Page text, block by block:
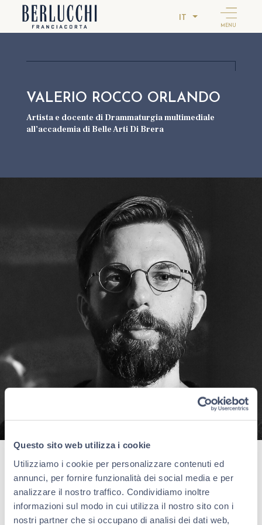
Questo sito web utilizza i cookie
Utilizziamo i cookie per personalizzare contenuti ed
annunci, per fornire funzionalità dei social media e per
analizzare il nostro traffico. Condividiamo inoltre
informazioni sul modo in cui utilizza il nostro sito con i
nostri partner che si occupano di analisi dei dati web,
IT
MENU
VALERIO ROCCO ORLANDO
Artista e docente di Drammaturgia multimediale
all’accademia di Belle Arti Di Brera
Valerio Rocco Orlando ​(Milano, 1978) è artista e docente
di Drammaturgia multimediale all’Accademia di Belle
Arti Di Brera. Assumendo l’arte come processo di analisi